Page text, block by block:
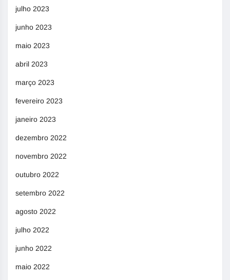
julho 2023
junho 2023
maio 2023
abril 2023
março 2023
fevereiro 2023
janeiro 2023
dezembro 2022
novembro 2022
outubro 2022
setembro 2022
agosto 2022
julho 2022
junho 2022
maio 2022